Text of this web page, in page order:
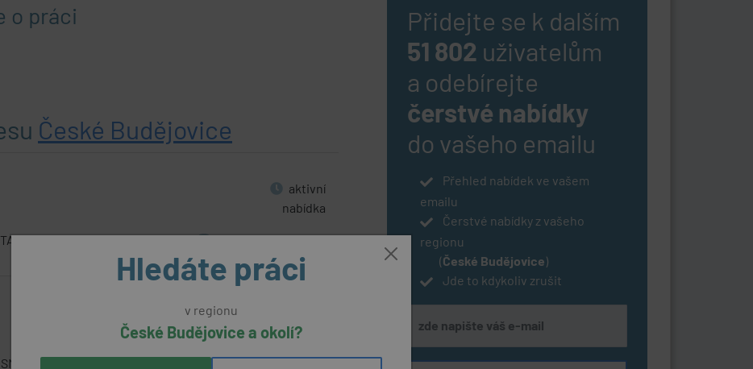
o práci
České Budějovice
aktivní
nabídka
s.r.o. 23500 Kč
nabídka
STAV s.r.o.
Hledáte práci
v regionu
České Budějovice a okolí?
Přidejte se k dalším
51 802 uživatelům
a odebírejte
čerstvé nabídky
do vašeho emailu
Přehled nabídek ve vašem
emailu
Čerstvé nabídky z vašeho
regionu
(České Budějovice)
Jde to kdykoliv zrušit